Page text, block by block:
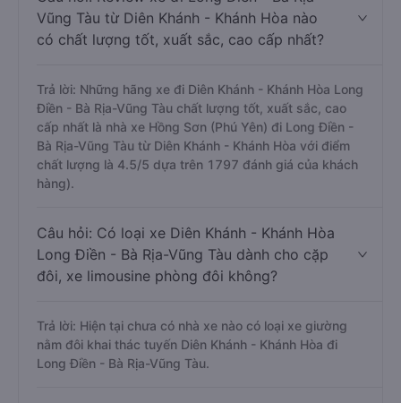
Vũng Tàu từ Diên Khánh - Khánh Hòa nào
có chất lượng tốt, xuất sắc, cao cấp nhất?
Trả lời: Những hãng xe đi Diên Khánh - Khánh Hòa Long
Điền - Bà Rịa-Vũng Tàu chất lượng tốt, xuất sắc, cao
cấp nhất là nhà xe Hồng Sơn (Phú Yên) đi Long Điền -
Bà Rịa-Vũng Tàu từ Diên Khánh - Khánh Hòa với điểm
chất lượng là 4.5/5 dựa trên 1797 đánh giá của khách
hàng).
Câu hỏi: Có loại xe Diên Khánh - Khánh Hòa
Long Điền - Bà Rịa-Vũng Tàu dành cho cặp
đôi, xe limousine phòng đôi không?
Trả lời: Hiện tại chưa có nhà xe nào có loại xe giường
nằm đôi khai thác tuyến Diên Khánh - Khánh Hòa đi
Long Điền - Bà Rịa-Vũng Tàu.